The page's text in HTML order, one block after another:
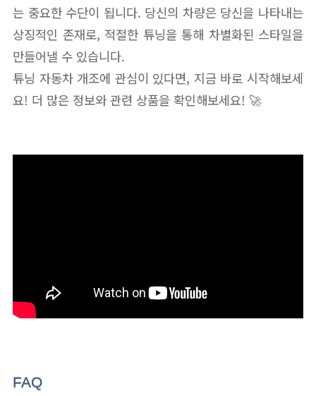
는 중요한 수단이 됩니다. 당신의 차량은 당신을 나타내는
상징적인 존재로, 적절한 튜닝을 통해 차별화된 스타일을
만들어낼 수 있습니다.
튜닝 자동차 개조에 관심이 있다면, 지금 바로 시작해보세
요! 더 많은 정보와 관련 상품을 확인해보세요! 🚀
FAQ